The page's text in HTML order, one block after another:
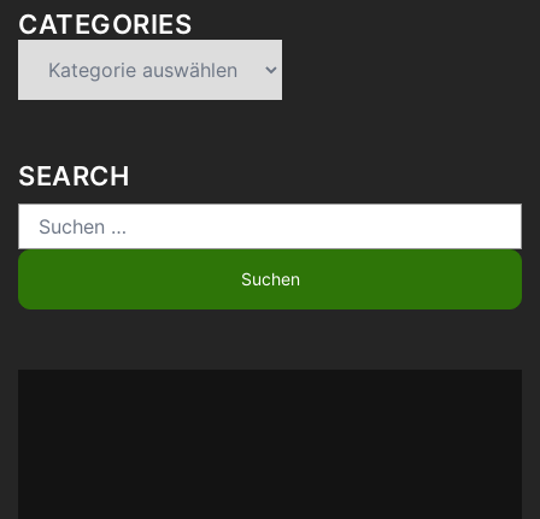
CATEGORIES
SEARCH
Suchen
nach: